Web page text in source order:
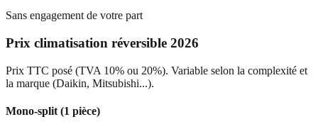
Sans engagement de votre part
Prix climatisation réversible 2026
Prix TTC posé (TVA 10% ou 20%). Variable selon la complexité et
la marque (Daikin, Mitsubishi...).
Mono-split (1 pièce)